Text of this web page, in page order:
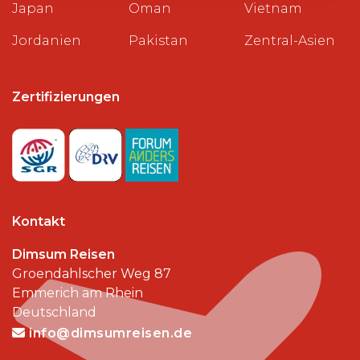
Japan
Jordanien
Oman
Pakistan
Vietnam
Zentral-Asien
Zertifizierungen
Kontakt
Dimsum Reisen
Groendahlscher Weg 87
Emmerich am Rhein
Deutschland
info@dimsumreisen.de